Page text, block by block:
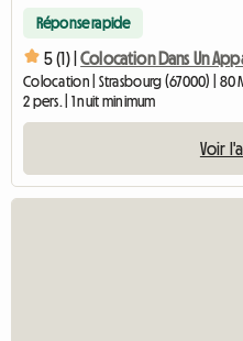
Réponse rapide
5 (1) | Colocation Dans Un
Colocation | Strasbourg (67000) | 80
2 pers. | 1 nuit minimum
Voir